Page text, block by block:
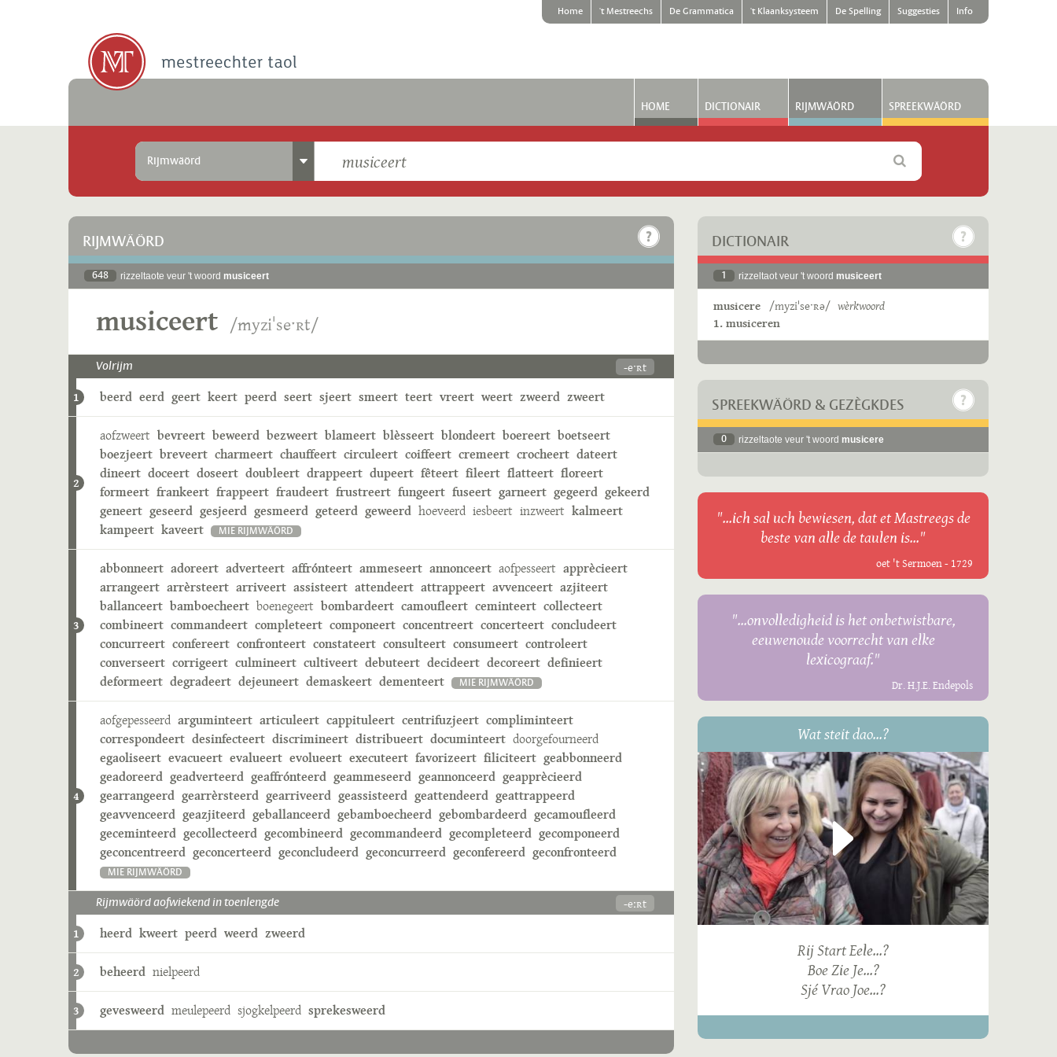
Home 't Mestreechs De Grammatica 't Klaanksysteem De Spelling Suggesties Info
HOME DICTIONAIR RIJMWÄÖRD SPREEKWÄÖRD
Rijmwäörd
RIJMWÄÖRD
648 rizzeltaote veur 't woord musiceert
musiceert /myziˈseˑʀt/
Volrijm -eˑʀt
1 beerd eerd geert keert peerd seert sjeert smeert teert vreert weert zweerd zweert
2
aofzweert bevreert beweerd bezweert blameert blèsseert blondeert boereert boetseert
boezjeert breveert charmeert chauffeert circuleert coiffeert cremeert crocheert dateert
dineert doceert doseert doubleert drappeert dupeert fêteert fileert flatteert floreert
formeert frankeert frappeert fraudeert frustreert fungeert fuseert garneert gegeerd gekeerd
geneert geseerd gesjeerd gesmeerd geteerd geweerd hoeveerd iesbeert inzweert kalmeert
kampeert kaveert MIE RIJMWÄÖRD
3
abbonneert adoreert adverteert affrónteert ammeseert annonceert aofpesseert apprècieert
arrangeert arrèrsteert arriveert assisteert attendeert attrappeert avvenceert azjiteert
ballanceert bamboecheert boenegeert bombardeert camoufleert ceminteert collecteert
combineert commandeert completeert componeert concentreert concerteert concludeert
concurreert confereert confronteert constateert consulteert consumeert controleert
converseert corrigeert culmineert cultiveert debuteert decideert decoreert definieert
deformeert degradeert dejeuneert demaskeert dementeert MIE RIJMWÄÖRD
4
aofgepesseerd arguminteert articuleert cappituleert centrifuzjeert compliminteert
correspondeert desinfecteert discrimineert distribueert documinteert doorgefourneerd
egaoliseert evacueert evalueert evolueert executeert favorizeert filiciteert geabbonneerd
geadoreerd geadverteerd geaffrónteerd geammeseerd geannonceerd geapprècieerd
gearrangeerd gearrèrsteerd gearriveerd geassisteerd geattendeerd geattrappeerd
geavvenceerd geazjiteerd geballanceerd gebamboecheerd gebombardeerd gecamoufleerd
geceminteerd gecollecteerd gecombineerd gecommandeerd gecompleteerd gecomponeerd
geconcentreerd geconcerteerd geconcludeerd geconcurreerd geconfereerd geconfronteerd
MIE RIJMWÄÖRD
Rijmwäörd aofwiekend in toenlengde -eːʀt
1 heerd kweert peerd weerd zweerd
2 beheerd nielpeerd
3 gevesweerd meulepeerd sjogkelpeerd sprekesweerd
DICTIONAIR
1 rizzeltaot veur 't woord musiceert
musicere /myziˈseˑʀə/ wèrkwoord
1. musiceren
SPREEKWÄÖRD & GEZÈGKDES
0 rizzeltaote veur 't woord musicere
"...ich sal uch bewiesen, dat et Mastreegs de
beste van alle de taulen is..."
oet 't Sermoen - 1729
"...onvolledigheid is het onbetwistbare,
eeuwenoude voorrecht van elke
lexicograaf."
Dr. H.J.E. Endepols
Wat steit dao...?
Rij Start Eele...?
Boe Zie Je...?
Sjé Vrao Joe...?